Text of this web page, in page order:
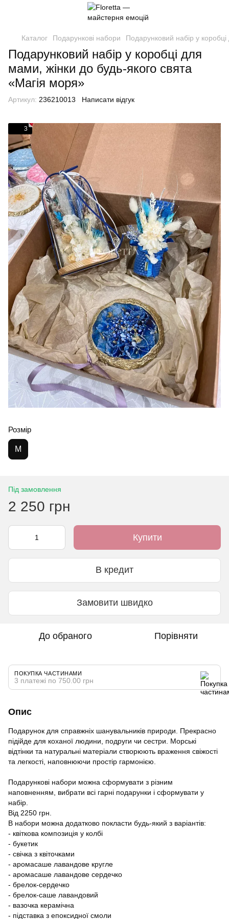
Каталог Подарункові набори Подарунковий набір у
Подарунковий набір у коробці для
мами, жінки до будь-якого свята
«Магія моря»
Артикул: 236210013 Написати відгук
3
Розмір
M
Під замовлення
2 250 грн
Купити
В кредит
Замовити швидко
До обраного Порівняти
ПОКУПКА ЧАСТИНАМИ
3 платежі по 750.00 грн
Опис
Подарунок для справжніх шанувальників природи. Прекрасно
підійде для коханої людини, подруги чи сестри. Морські
відтінки та натуральні матеріали створюють враження свіжості
та легкості, наповнюючи простір гармонією.
Подарункові набори можна сформувати з різним
наповненням, вибрати всі гарні подарунки і сформувати у
набір.
Від 2250 грн.
В набори можна додатково покласти будь-який з варіантів:
- квіткова композиція у колбі
- букетик
- свічка з квіточками
- аромасаше лавандове кругле
- аромасаше лавандове сердечко
- брелок-сердечко
- брелок-саше лавандовий
- вазочка керамічна
- підставка з епоксидної смоли